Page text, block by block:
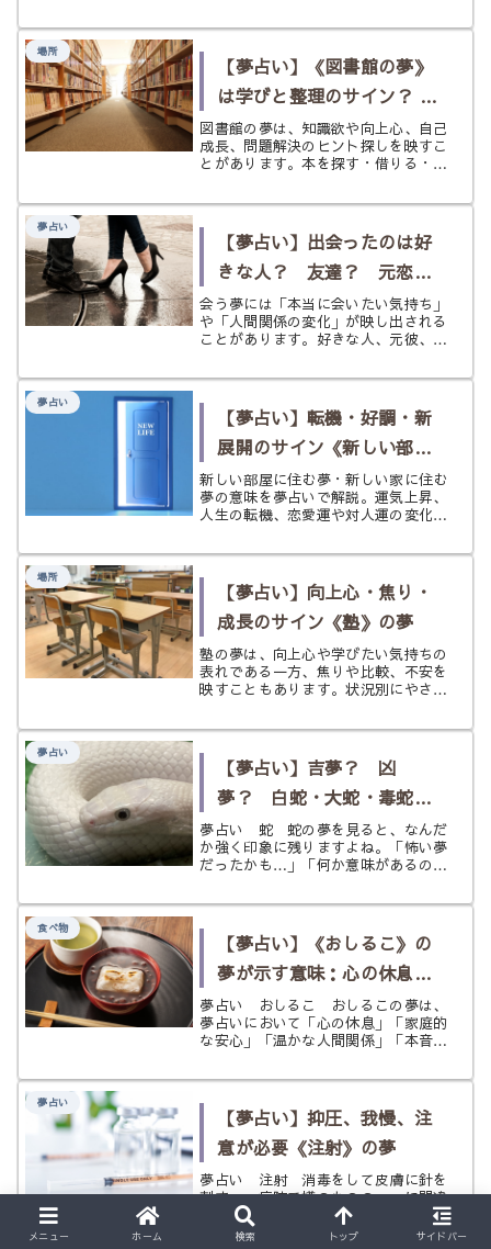
数の具材を皮で包み、焼く、ゆでる、
です。そのため夢占いでは、ばらばら
だ...
場所
【夢占い】《図書館の夢》
は学びと整理のサイン？ 知
識と成長を状況別にひもと
く
図書館の夢は、知識欲や向上心、自己
成長、問題解決のヒント探しを映すこ
とがあります。本を探す・借りる・返
読み解きます。
夢占い
【夢占い】出会ったのは好
きな人？ 友達？ 元恋
人？ 何を知らせている？
〈会う〉夢
会う夢には「本当に会いたい気持ち」
や「人間関係の変化」が映し出される
ことがあります。好きな人、元彼、友
別・状況別・場所別にやさしく解説し
夢占い
【夢占い】転機・好調・新
展開のサイン《新しい部屋
に住む》の夢
新しい部屋に住む夢・新しい家に住む
夢の意味を夢占いで解説。運気上昇、
人生の転機、恋愛運や対人運の変化を
ヒントまでやさしく紹介します。
場所
【夢占い】向上心・焦り・
成長のサイン《塾》の夢
塾の夢は、向上心や学びたい気持ちの
表れである一方、焦りや比較、不安を
映すこともあります。状況別にやさし
ントまで解説します。
夢占い
【夢占い】吉夢？ 凶
夢？ 白蛇・大蛇・毒蛇・
たくさん出る〈蛇〉の夢
夢占い 蛇 蛇の夢を見ると、なんだ
か強く印象に残りますよね。「怖い夢
だったかも…」「何か意味があるのか
多いと思います。 夢占いで蛇は、生
する一方で、危険、脅威、対人トラブ
ル...
食べ物
【夢占い】《おしるこ》の
夢が示す意味：心の休息と
温かな縁のサイン
夢占い おしるこ おしるこの夢は、
夢占いにおいて「心の休息」「家庭的
な安心」「温かな人間関係」「本音の
す。 おしるこは、小豆あんを甘く煮
せて味わう和の甘味です。寒い季節、
正月、...
夢占い
【夢占い】抑圧、我慢、注
意が必要《注射》の夢
夢占い 注射 消毒をして皮膚に針を
刺す。 病院で嫌のものの一つに間違
いなく注射は入ることでしょう。 こ
れは大人子供関係なく、苦手な人は多
メニュー ホーム 検索 トップ サイドバー